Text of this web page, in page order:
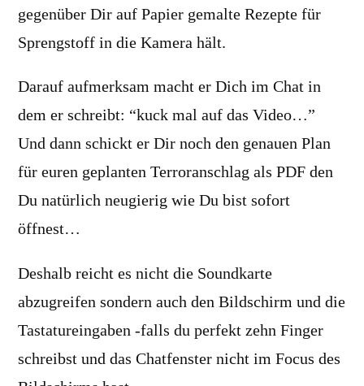
gegenüber Dir auf Papier gemalte Rezepte für
Sprengstoff in die Kamera hält.
Darauf aufmerksam macht er Dich im Chat in
dem er schreibt: “kuck mal auf das Video…”
Und dann schickt er Dir noch den genauen Plan
für euren geplanten Terroranschlag als PDF den
Du natürlich neugierig wie Du bist sofort
öffnest…
Deshalb reicht es nicht die Soundkarte
abzugreifen sondern auch den Bildschirm und die
Tastatureingaben -falls du perfekt zehn Finger
schreibst und das Chatfenster nicht im Focus des